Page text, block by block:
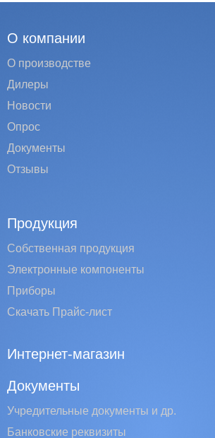
О компании
О производстве
Дилеры
Новости
Опрос
Документы
Отзывы
Продукция
Собственная продукция
Электронные компоненты
Приборы
Скачать Прайс-лист
Интернет-магазин
Документы
Учредительные документы и др.
Банковские реквизиты